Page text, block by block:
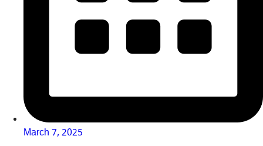
March 7, 2025